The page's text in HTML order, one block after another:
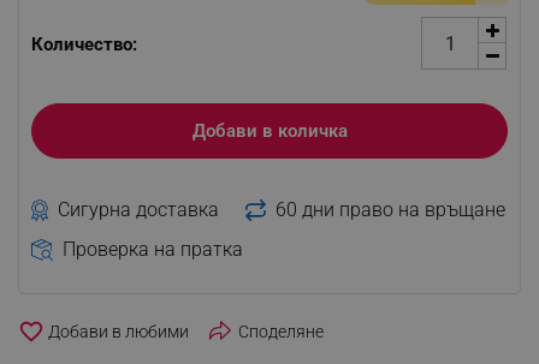
Количество:
Добави в количка
Сигурна доставка
60 дни право на връщане
Проверка на пратка
favorite_border Споделяне